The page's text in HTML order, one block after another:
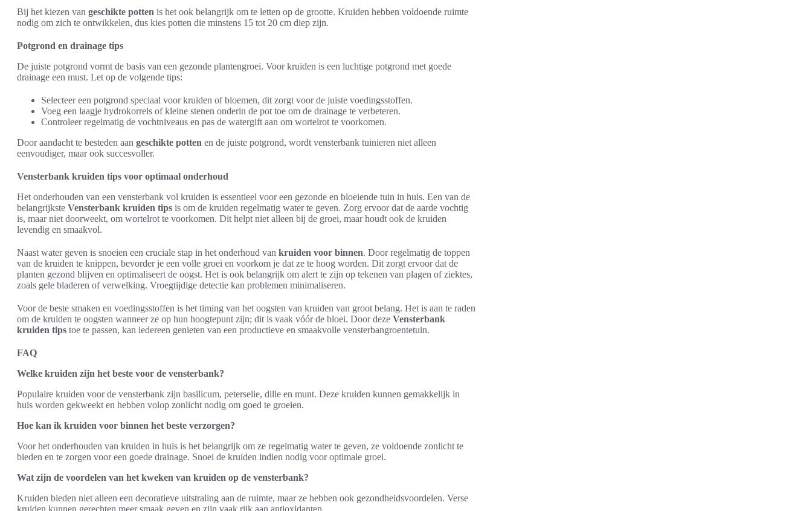
Bij het kiezen van geschikte potten is het ook belangrijk om te letten op de grootte. Kruiden hebben voldoende ruimte
nodig om zich te ontwikkelen, dus kies potten die minstens 15 tot 20 cm diep zijn.
Potgrond en drainage tips
De juiste potgrond vormt de basis van een gezonde plantengroei. Voor kruiden is een luchtige potgrond met goede
drainage een must. Let op de volgende tips:
Selecteer een potgrond speciaal voor kruiden of bloemen, dit zorgt voor de juiste voedingsstoffen.
Voeg een laagje hydrokorrels of kleine stenen onderin de pot toe om de drainage te verbeteren.
Controleer regelmatig de vochtniveaus en pas de watergift aan om wortelrot te voorkomen.
Door aandacht te besteden aan geschikte potten en de juiste potgrond, wordt vensterbank tuinieren niet alleen
eenvoudiger, maar ook succesvoller.
Vensterbank kruiden tips voor optimaal onderhoud
Het onderhouden van een vensterbank vol kruiden is essentieel voor een gezonde en bloeiende tuin in huis. Een van de
belangrijkste Vensterbank kruiden tips is om de kruiden regelmatig water te geven. Zorg ervoor dat de aarde vochtig
is, maar niet doorweekt, om wortelrot te voorkomen. Dit helpt niet alleen bij de groei, maar houdt ook de kruiden
levendig en smaakvol.
Naast water geven is snoeien een cruciale stap in het onderhoud van kruiden voor binnen. Door regelmatig de toppen
van de kruiden te knippen, bevorder je een volle groei en voorkom je dat ze te hoog worden. Dit zorgt ervoor dat de
planten gezond blijven en optimaliseert de oogst. Het is ook belangrijk om alert te zijn op tekenen van plagen of ziektes,
zoals gele bladeren of verwelking. Vroegtijdige detectie kan problemen minimaliseren.
Voor de beste smaken en voedingsstoffen is het timing van het oogsten van kruiden van groot belang. Het is aan te raden
om de kruiden te oogsten wanneer ze op hun hoogtepunt zijn; dit is vaak vóór de bloei. Door deze Vensterbank
kruiden tips toe te passen, kan iedereen genieten van een productieve en smaakvolle vensterbangroentetuin.
FAQ
Welke kruiden zijn het beste voor de vensterbank?
Populaire kruiden voor de vensterbank zijn basilicum, peterselie, dille en munt. Deze kruiden kunnen gemakkelijk in
huis worden gekweekt en hebben volop zonlicht nodig om goed te groeien.
Hoe kan ik kruiden voor binnen het beste verzorgen?
Voor het onderhouden van kruiden in huis is het belangrijk om ze regelmatig water te geven, ze voldoende zonlicht te
bieden en te zorgen voor een goede drainage. Snoei de kruiden indien nodig voor optimale groei.
Wat zijn de voordelen van het kweken van kruiden op de vensterbank?
Kruiden bieden niet alleen een decoratieve uitstraling aan de ruimte, maar ze hebben ook gezondheidsvoordelen. Verse
kruiden kunnen gerechten meer smaak geven en zijn vaak rijk aan antioxidanten.